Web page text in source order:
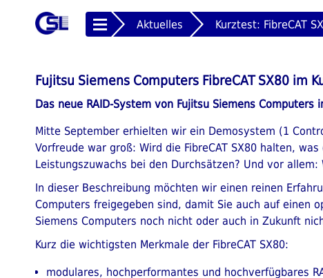
Aktuelles Kurztest: FibreCAT
Fujitsu Siemens Computers FibreCAT SX80 im
Das neue RAID-System von Fujitsu Siemens Computers
Mitte September erhielten wir ein Demosystem (1
Vorfreude war groß: Wird die FibreCAT SX80 halten,
Leistungszuwachs bei den Durchsätzen? Und vor
In dieser Beschreibung möchten wir einen reinen
Computers freigegeben sind, damit Sie auch auf einen
Siemens Computers noch nicht oder auch in Zukunft
Kurz die wichtigsten Merkmale der FibreCAT SX80:
modulares, hochperformantes und hochverfügbares